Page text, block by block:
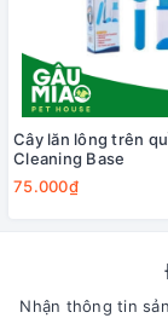
Cây lăn lông trên
Cleaning Base
75.000₫
Nhận thông tin